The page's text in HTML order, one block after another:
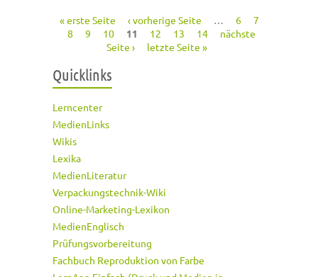
Seiten
« erste Seite ‹ vorherige Seite … 6
7
8
9 10 11 12 13 14
nächste
Seite ›
letzte Seite »
Quicklinks
Lerncenter
MedienLinks
Wikis
Lexika
MedienLiteratur
Verpackungstechnik-Wiki
Online-Marketing-Lexikon
MedienEnglisch
Prüfungsvorbereitung
Fachbuch Reproduktion von Farbe